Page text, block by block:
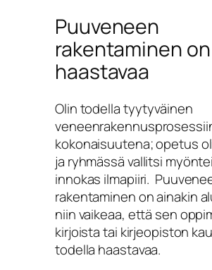
Puuveneen
rakentaminen on
haastavaa
Olin todella tyytyväinen
kokonaisuutena; opetus
ja ryhmässä vallitsi
innokas ilmapiiri.
rakentaminen on ainakin
niin vaikeaa, että sen
kirjoista tai kirjeopiston
todella haastavaa.